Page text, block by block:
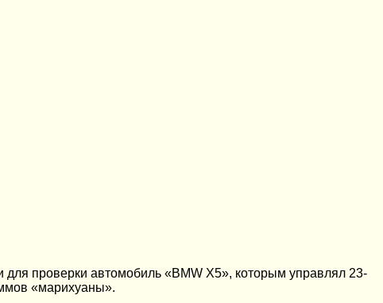
для проверки автомобиль «ВМW Х5», которым управлял 23-
«марихуаны».